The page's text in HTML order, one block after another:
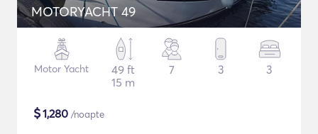
MOTORYACHT 49
Motor Yacht
49 ft
15 m
7 3 3
$1,280 /noapte